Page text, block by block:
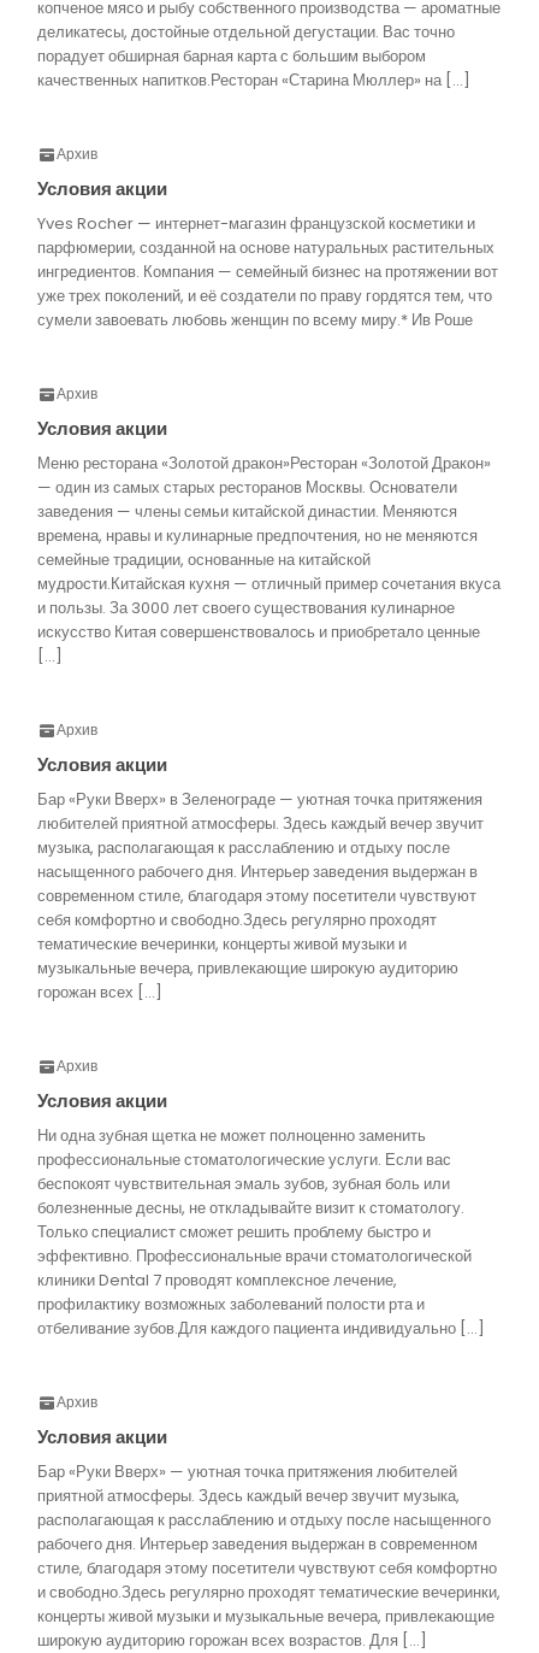
копченое мясо и рыбу собственного производства — ароматные
деликатесы, достойные отдельной дегустации. Вас точно
порадует обширная барная карта с большим выбором
качественных напитков.Ресторан «Старина Мюллер» на […]
Архив
Условия акции
Yves Rocher — интернет-магазин французской косметики и
парфюмерии, созданной на основе натуральных растительных
ингредиентов. Компания — семейный бизнес на протяжении вот
уже трех поколений, и её создатели по праву гордятся тем, что
сумели завоевать любовь женщин по всему миру.* Ив Роше
Архив
Условия акции
Меню ресторана «Золотой дракон»Ресторан «Золотой Дракон»
— один из самых старых ресторанов Москвы. Основатели
заведения — члены семьи китайской династии. Меняются
времена, нравы и кулинарные предпочтения, но не меняются
семейные традиции, основанные на китайской
мудрости.Китайская кухня — отличный пример сочетания вкуса
и пользы. За 3000 лет своего существования кулинарное
искусство Китая совершенствовалось и приобретало ценные
[…]
Архив
Условия акции
Бар «Руки Вверх» в Зеленограде — уютная точка притяжения
любителей приятной атмосферы. Здесь каждый вечер звучит
музыка, располагающая к расслаблению и отдыху после
насыщенного рабочего дня. Интерьер заведения выдержан в
современном стиле, благодаря этому посетители чувствуют
себя комфортно и свободно.Здесь регулярно проходят
тематические вечеринки, концерты живой музыки и
музыкальные вечера, привлекающие широкую аудиторию
горожан всех […]
Архив
Условия акции
Ни одна зубная щетка не может полноценно заменить
профессиональные стоматологические услуги. Если вас
беспокоят чувствительная эмаль зубов, зубная боль или
болезненные десны, не откладывайте визит к стоматологу.
Только специалист сможет решить проблему быстро и
эффективно. Профессиональные врачи стоматологической
клиники Dental 7 проводят комплексное лечение,
профилактику возможных заболеваний полости рта и
отбеливание зубов.Для каждого пациента индивидуально […]
Архив
Условия акции
Бар «Руки Вверх» — уютная точка притяжения любителей
приятной атмосферы. Здесь каждый вечер звучит музыка,
располагающая к расслаблению и отдыху после насыщенного
рабочего дня. Интерьер заведения выдержан в современном
стиле, благодаря этому посетители чувствуют себя комфортно
и свободно.Здесь регулярно проходят тематические вечеринки,
концерты живой музыки и музыкальные вечера, привлекающие
широкую аудиторию горожан всех возрастов. Для […]